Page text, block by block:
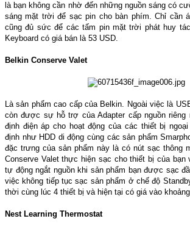
là bạn không cần nhờ đến những nguồn sáng có
sáng mặt trời để sạc pin cho bàn phím. Chỉ cần
cũng đủ sức để các tấm pin mặt trời phát huy
Keyboard có giá bán là 53 USD.
Belkin Conserve Valet
Là sản phẩm cao cấp của Belkin. Ngoài việc là
còn được sự hỗ trợ của Adapter cấp nguồn riêng
định điện áp cho hoạt động của các thiết bị
định như HDD di động cùng các sản phẩm
đặc trưng của sản phẩm này là có nút sạc thông
Conserve Valet thực hiện sạc cho thiết bị của bạn
tự động ngắt nguồn khi sản phẩm bạn được sạc
việc không tiếp tục sạc sản phẩm ở chế độ
thời cùng lúc 4 thiết bị và hiện tại có giá vào
Nest Learning Thermostat